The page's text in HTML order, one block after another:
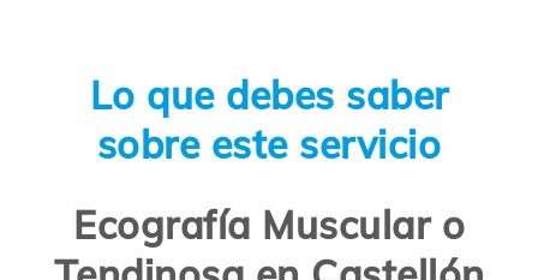
Lo que debes saber
sobre este servicio
Ecografía Muscular o